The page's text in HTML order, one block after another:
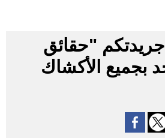
94 من جريدتكم "حقائق
بجميع الأكشاك